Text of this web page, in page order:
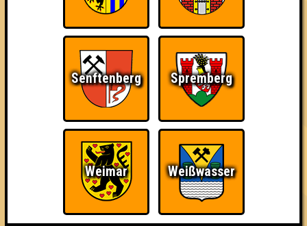
11 30
7. Seitensprung
11 29
7. Ääähüüyk!!!
11
7. Schmetto Heads
11 29
8. Obi-Wan geht knobeln
11
9. Blickdichtes Fichtengleye
Senftenberg Spremberg
Weimar Weißwasser